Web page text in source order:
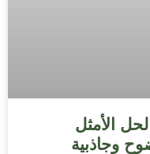
الأمثل
وجاذبية